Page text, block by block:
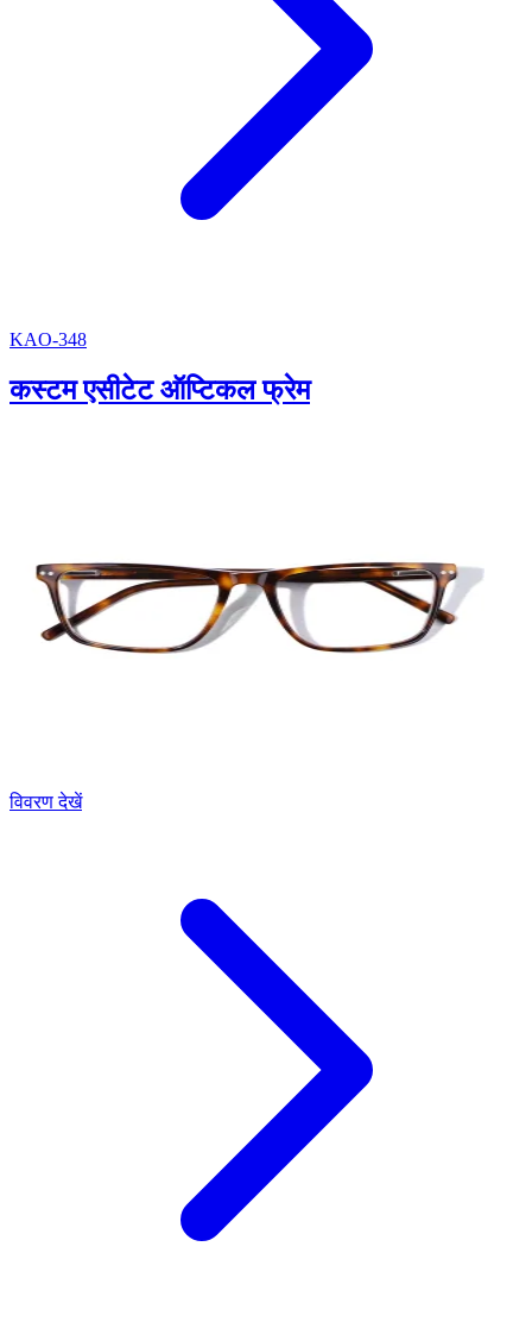
KAO-348
कस्टम एसीटेट ऑप्टिकल फ्रेम
विवरण देखें